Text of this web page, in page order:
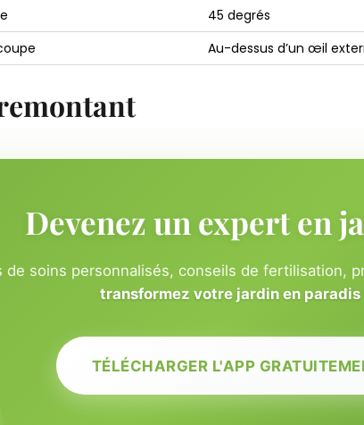
45 degrés
Au-dessus d’un œil
Devenez un expert en
de soins personnalisés, conseils de fertilisation,
transformez votre jardin en
TÉLÉCHARGER L'APP